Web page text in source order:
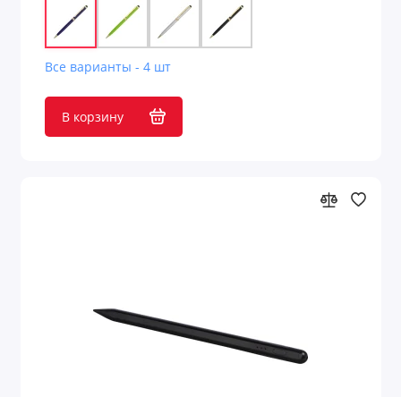
Все варианты - 4 шт
В корзину